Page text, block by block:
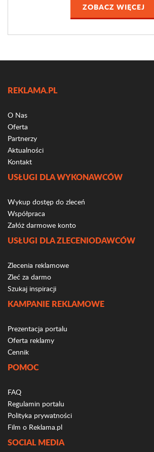
ZOBACZ WIĘCEJ
REKLAMA.PL
O Nas
Oferta
Partnerzy
Aktualności
Kontakt
USŁUGI DLA WYKONAWCÓW
Wykup dostęp do zleceń
Współpraca
Załóż darmowe konto
USŁUGI DLA ZLECENIODAWCÓW
Zlecenia reklamowe
Zleć za darmo
Szukaj inspiracji
KAMPANIE REKLAMOWE
Prezentacja portalu
Oferta reklamy
Cennik
POMOC
FAQ
Regulamin portalu
Polityka prywatności
Film o Reklama.pl
SOCIAL MEDIA